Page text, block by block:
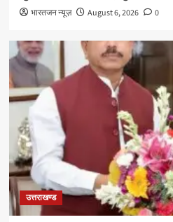
भारतजन न्यूज़ August 6, 2026 0
उत्तराखण्ड